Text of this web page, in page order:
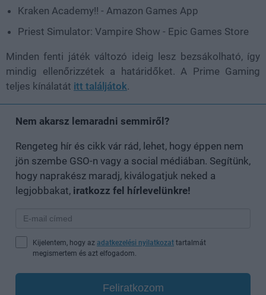
Kraken Academy!! - Amazon Games App
Priest Simulator: Vampire Show - Epic Games Store
Minden fenti játék változó ideig lesz bezsákolható, így
mindig ellenőrizzétek a határidőket. A Prime Gaming
teljes kínálatát itt találjátok.
Nem akarsz lemaradni semmiről?
Rengeteg hír és cikk vár rád, lehet, hogy éppen nem
jön szembe GSO-n vagy a social médiában. Segítünk,
hogy naprakész maradj, kiválogatjuk neked a
legjobbakat, iratkozz fel hírlevelünkre!
Kijelentem, hogy az adatkezelési nyilatkozat tartalmát
megismertem és azt elfogadom.
Feliratkozom